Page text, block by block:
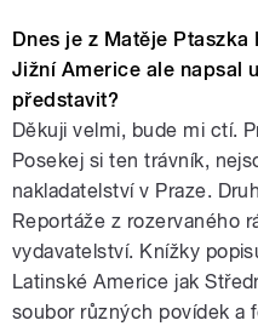
Dnes je z Matěje
Jižní Americe ale napsal
představit?
Děkuji velmi, bude mi ctí.
Posekej si ten trávník,
nakladatelství v Praze.
Reportáže z rozervaného
vydavatelství. Knížky
Latinské Americe jak
soubor různých povídek a